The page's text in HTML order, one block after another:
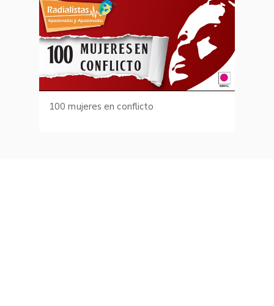
100 mujeres en conflicto